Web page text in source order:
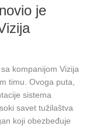
je
kompanijom Vizija
timu. Ovoga puta,
sistema
savet tužilaštva
koji obezbeđuje